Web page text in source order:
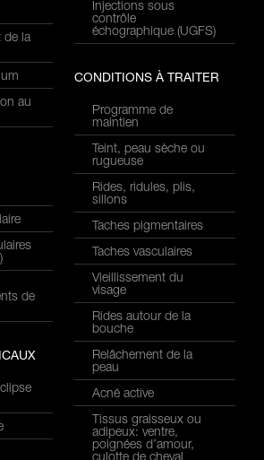
de la
au
de
Injections sous
contrôle
échographique (UGFS)
CONDITIONS À TRAITER
Programme de
maintien
Teint, peau sèche ou
rugueuse
Rides, ridules, plis,
sillons
Taches pigmentaires
Taches vasculaires
Vieillissement du
visage
Rides autour de la
bouche
Relâchement de la
peau
Acné active
Tissus graisseux ou
adipeux: ventre,
poignées d’amour,